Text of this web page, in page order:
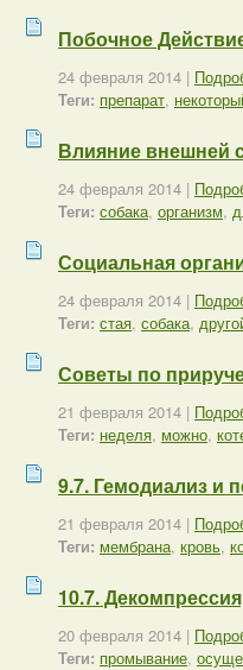
Побочное
24 февраля 2014 |
Теги: препарат,
Влияние внешней
24 февраля 2014 |
Теги: собака, организм,
Социальная
24 февраля 2014 |
Теги: стая, собака,
Советы по
21 февраля 2014 |
Теги: неделя, можно,
9.7. Гемодиализ и
21 февраля 2014 |
Теги: мембрана, кровь,
10.7.
20 февраля 2014 |
Теги: промывание,